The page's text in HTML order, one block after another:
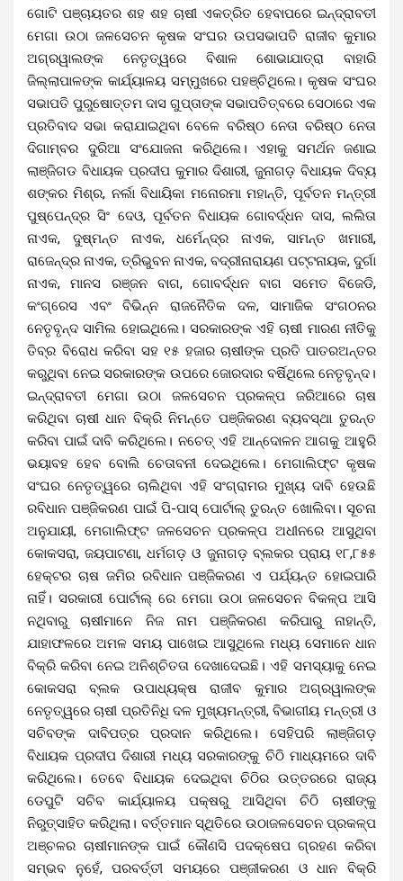
ଗୋଟି ପଞ୍ଚାୟତର ଶହ ଶହ ଚାଷୀ ଏକତ୍ରିତ ହେବାପରେ ଇନ୍ଦ୍ରାବତୀ
ମେଗା ଉଠା ଜଳସେଚନ କୃଷକ ସଂଘର ଉପସଭାପତି ରାଜୀବ କୁମାର
ଅଗ୍ରୱାଲଙ୍କ ନେତୃତ୍ୱରେ ବିଶାଳ ଶୋଭାଯାତ୍ରା ବାହାରି
ଜିଲ୍ଲାପାଳଙ୍କ କାର୍ଯ୍ୟାଳୟ ସମ୍ମୁଖରେ ପହଞ୍ଚିଥିଲେ। କୃଷକ ସଂଘର
ସଭାପତି ପୁରୁଷୋତ୍ତମ ଦାସ ଗୁପ୍ତାଙ୍କ ସଭାପତିତ୍ବରେ ସେଠାରେ ଏକ
ପ୍ରତିବାଦ ସଭା କରାଯାଇଥିବା ବେଳେ ବରିଷ୍ଠ ନେତା ବରିଷ୍ଠ ନେତା
ଦିଗାମ୍ବର ଦୁରିଆ ସଂଯୋଜନା କରିଥିଲେ। ଏହାକୁ ସମର୍ଥନ ଜଣାଇ
ଲାଞ୍ଜିଗଡ ବିଧାୟକ ପ୍ରଦୀପ କୁମାର ଦିଶାରୀ, ଜୁନାଗଡ଼ ବିଧାୟକ ଦିବ୍ୟ
ଶଙ୍କର ମିଶ୍ର, ନର୍ଲା ବିଧାୟିକା ମନୋରମା ମହାନ୍ତି, ପୂର୍ବତନ ମନ୍ତ୍ରୀ
ପୁଷ୍ପେନ୍ଦ୍ର ସିଂ ଦେଓ, ପୂର୍ବତନ ବିଧାୟକ ଗୋବର୍ଦ୍ଧନ ଦାସ, ଲଲିତା
ନାଏକ, ଦୁଷ୍ମନ୍ତ ନାଏକ, ଧର୍ମେନ୍ଦ୍ର ନାଏକ, ସାମନ୍ତ ଖମାରୀ,
ରାଜେନ୍ଦ୍ର ନାଏକ, ତ୍ରିଭୁବନ ନାଏକ, ବଦ୍ରୀନାରାୟଣ ପଟ୍ଟନାୟକ, ଦୁର୍ଗା
ନାଏକ, ମାନସ ରଞ୍ଜନ ବାଗ, ଗୋବର୍ଦ୍ଧନ ବାଗ ସମେତ ବିଜେଡି,
କଂଗ୍ରେସ ଏବଂ ବିଭିନ୍ନ ରାଜନୈତିକ ଦଳ, ସାମାଜିକ ସଂଗଠନର
ନେତୃବୃନ୍ଦ ସାମିଲ ହୋଇଥିଲେ। ସରକାରଙ୍କ ଏହି ଚାଷୀ ମାରଣ ନୀତିକୁ
ତିବ୍ର ବିରୋଧ କରିବା ସହ ୧୫ ହଜାର ଚାଷୀଙ୍କ ପ୍ରତି ପାତରଅନ୍ତର
କରୁଥିବା ନେଇ ସରକାରଙ୍କ ଉପରେ ଜୋରଦାର ବର୍ଷିଥିଲେ ନେତୃବୃନ୍ଦ।
ଇନ୍ଦ୍ରାବତୀ ମେଗା ଉଠା ଜଳସେଚନ ପ୍ରକଳ୍ପ ଜରିଆରେ ଚାଷ
କରିଥିବା ଚାଷୀ ଧାନ ବିକ୍ରି ନିମନ୍ତେ ପଞ୍ଜିକରଣ ବ୍ୟବସ୍ଥା ତୁରନ୍ତ
କରିବା ପାଇଁ ଦାବି କରିଥିଲେ। ନଚେତ୍ ଏହି ଆନ୍ଦୋଳନ ଆଗକୁ ଆହୁରି
ଭୟାବହ ହେବ ବୋଲି ଚେତାବନୀ ଦେଇଥିଲେ। ମେଗାଲିଫ୍ଟ କୃଷକ
ସଂଘର ନେତୃତ୍ୱରେ ଚାଲିଥିବା ଏହି ସଂଗ୍ରାମର ମୁଖ୍ୟ ଦାବି ହେଉଛି
ରବିଧାନ ପଞ୍ଜିକରଣ ପାଇଁ ପି-ପାସ୍ ପୋର୍ଟାଲ୍ ତୁରନ୍ତ ଖୋଲିବା। ସୂଚନା
ଅନୁଯାୟୀ, ମେଗାଲିଫ୍ଟ ଜଳସେଚନ ପ୍ରକଳ୍ପ ଅଧୀନରେ ଆସୁଥିବା
କୋକସରା, ଜୟପାଟଣା, ଧର୍ମଗଡ଼ ଓ ଜୁନାଗଡ଼ ବ୍ଲକର ପ୍ରାୟ ୧୮,୮୫୫
ହେକ୍ଟର ଚାଷ ଜମିର ରବିଧାନ ପଞ୍ଜିକରଣ ଏ ପର୍ଯ୍ୟନ୍ତ ହୋଇପାରି
ନାହିଁ। ସରକାରୀ ପୋର୍ଟାଲ୍ ରେ ମେଗା ଉଠା ଜଳସେଚନ ବିକଳ୍ପ ଆସି
ନଥିବାରୁ ଚାଷୀମାନେ ନିଜ ନାମ ପଞ୍ଜିକରଣ କରିପାରୁ ନାହାନ୍ତି,
ଯାହାଫଳରେ ଅମଳ ସମୟ ପାଖେଇ ଆସୁଥିଲେ ମଧ୍ୟ ସେମାନେ ଧାନ
ବିକ୍ରି କରିବା ନେଇ ଅନିଶ୍ଚିତତା ଦେଖାଦେଇଛି। ଏହି ସମସ୍ୟାକୁ ନେଇ
କୋକସରା ବ୍ଲକ ଉପାଧ୍ୟକ୍ଷ ରାଜୀବ କୁମାର ଅଗ୍ରୱାଲଙ୍କ
ନେତୃତ୍ୱରେ ଚାଷୀ ପ୍ରତିନିଧି ଦଳ ମୁଖ୍ୟମନ୍ତ୍ରୀ, ବିଭାଗୀୟ ମନ୍ତ୍ରୀ ଓ
ସଚିବଙ୍କ ଦାବିପତ୍ର ପ୍ରଦାନ କରିଥିଲେ। ସେହିପରି ଲାଞ୍ଜିଗଡ଼
ବିଧାୟକ ପ୍ରଦୀପ ଦିଶାରୀ ମଧ୍ୟ ସରକାରଙ୍କୁ ଚିଠି ମାଧ୍ୟମରେ ଦାବି
କରିଥିଲେ। ତେବେ ବିଧାୟକ ଦେଇଥିବା ଚିଠିର ଉତ୍ତରରେ ରାଜ୍ୟ
ଡେପୁଟି ସଚିବ କାର୍ଯ୍ୟାଳୟ ପକ୍ଷରୁ ଆସିଥିବା ଚିଠି ଚାଷୀଙ୍କୁ
ନିରୁତ୍ସାହିତ କରିଥିଲା। ବର୍ତ୍ତମାନ ସ୍ଥିତିରେ ଉଠାଜଳସେଚନ ପ୍ରକଳ୍ପ
ଅଞ୍ଚଳର ଚାଷୀମାନଙ୍କ ପାଇଁ କୌଣସି ପଦକ୍ଷେପ ଗ୍ରହଣ କରିବା
ସମ୍ଭବ ନୁହେଁ, ପରବର୍ତ୍ତୀ ସମୟରେ ପଞ୍ଜୀକରଣ ଓ ଧାନ ବିକ୍ରି